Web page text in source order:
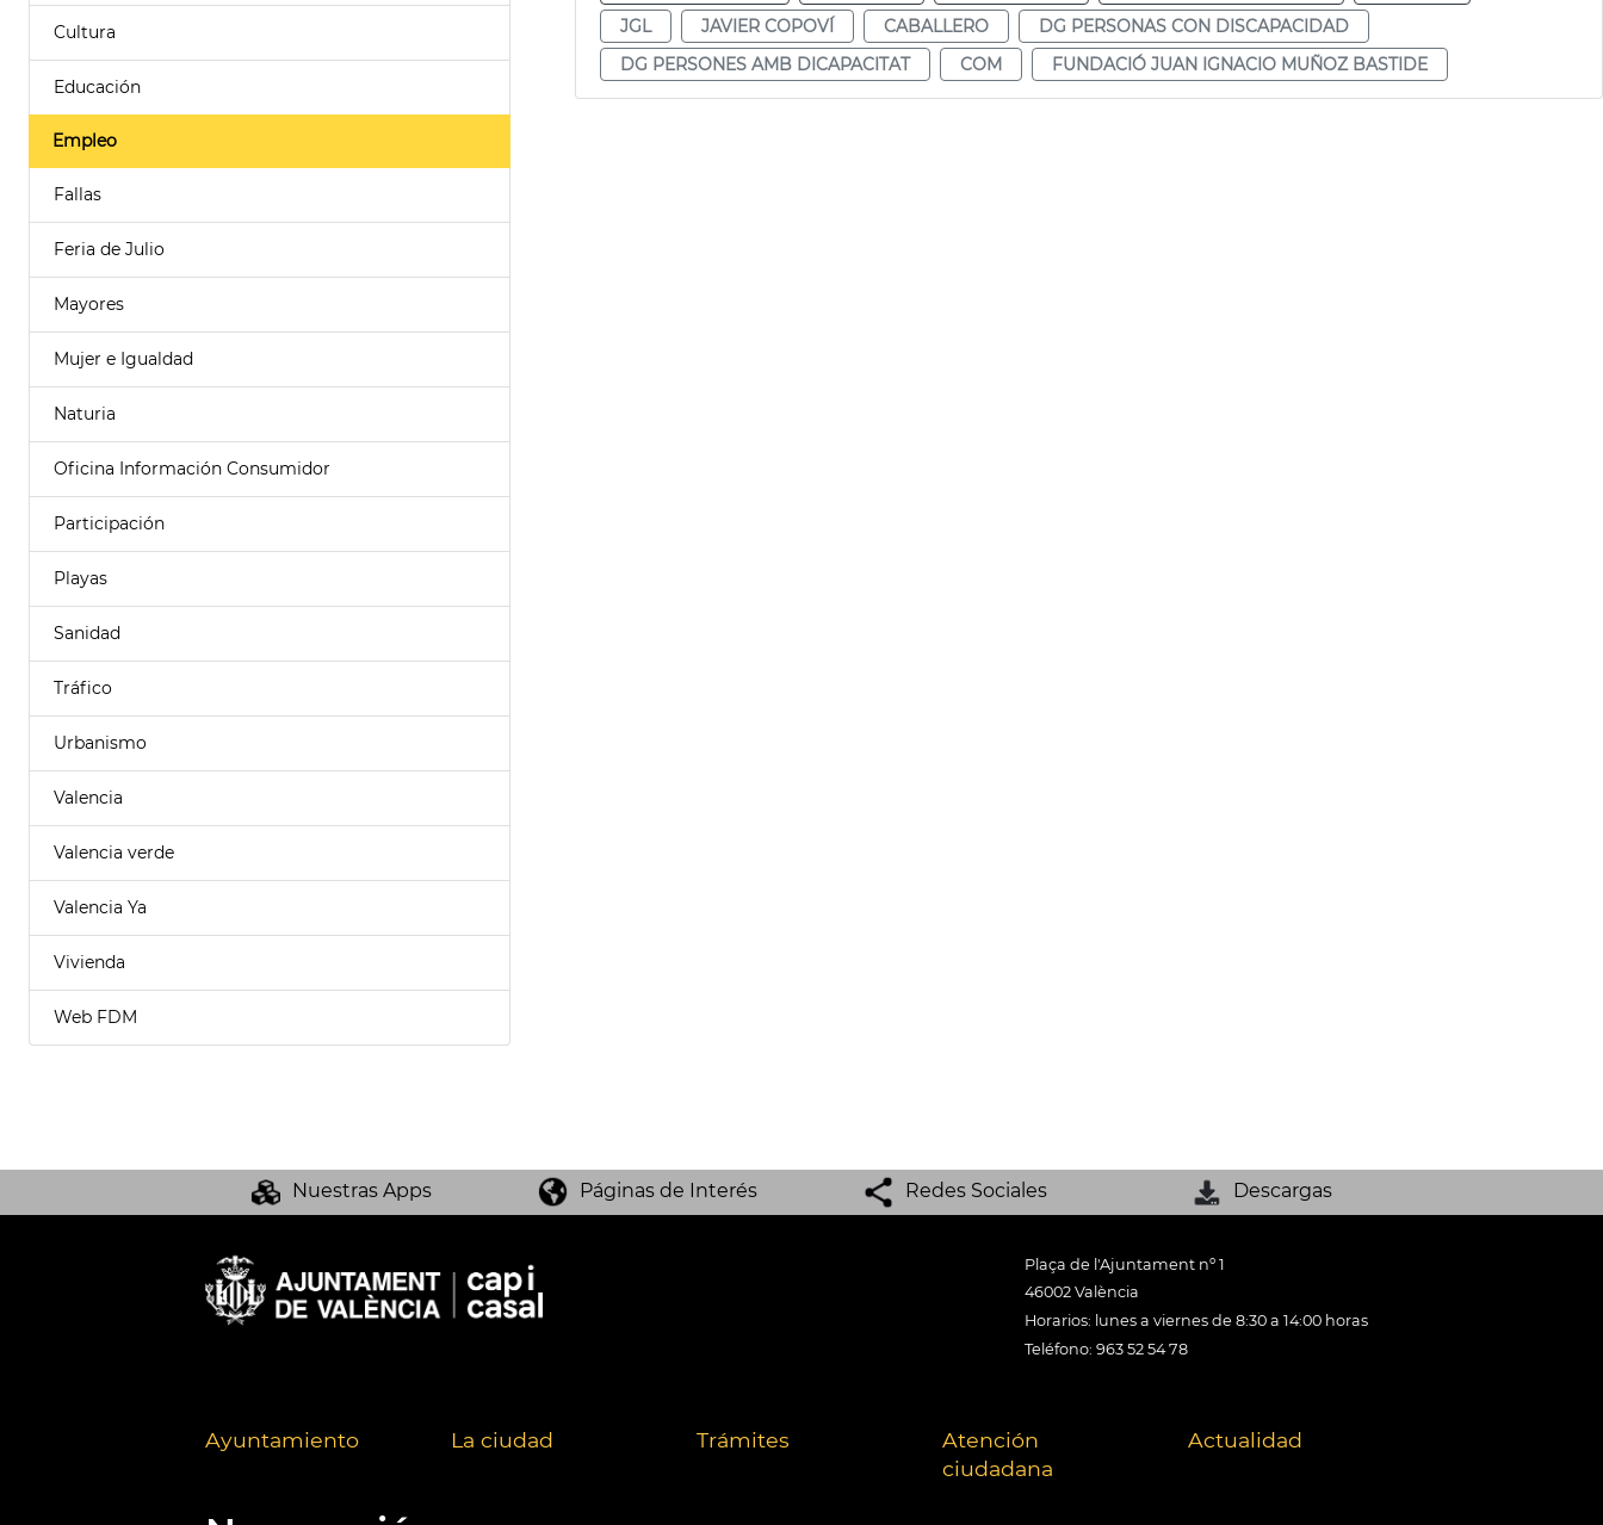
Cultura
Educación
Empleo
Fallas
Feria de Julio
Mayores
Mujer e Igualdad
Naturia
Oficina Información Consumidor
Participación
Playas
Sanidad
Tráfico
Urbanismo
Valencia
Valencia verde
Valencia Ya
Vivienda
Web FDM
JGL
JAVIER COPOVÍ CABALLERO
DG PERSONAS CON DISCAPACIDAD
DG PERSONES AMB DICAPACITAT
COM FUNDACIÓ JUAN IGNACIO MUÑOZ BASTIDE
Nuestras Apps Páginas de Interés Redes Sociales Descargas
Plaça de l'Ajuntament nº 1
46002 València
Horarios: lunes a viernes de 8:30 a 14:00 horas
Teléfono: 963 52 54 78
Ayuntamiento La ciudad Trámites
Atención
ciudadana
Actualidad